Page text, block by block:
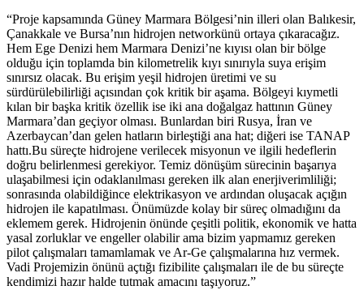
“Proje kapsamında Güney Marmara Bölgesi’nin illeri olan Balıkesir,
Çanakkale ve Bursa’nın hidrojen networkünü ortaya çıkaracağız.
Hem Ege Denizi hem Marmara Denizi’ne kıyısı olan bir bölge
olduğu için toplamda bin kilometrelik kıyı sınırıyla suya erişim
sınırsız olacak. Bu erişim yeşil hidrojen üretimi ve su
sürdürülebilirliği açısından çok kritik bir aşama. Bölgeyi kıymetli
kılan bir başka kritik özellik ise iki ana doğalgaz hattının Güney
Marmara’dan geçiyor olması. Bunlardan biri Rusya, İran ve
Azerbaycan’dan gelen hatların birleştiği ana hat; diğeri ise TANAP
hattı.Bu süreçte hidrojene verilecek misyonun ve ilgili hedeflerin
doğru belirlenmesi gerekiyor. Temiz dönüşüm sürecinin başarıya
ulaşabilmesi için odaklanılması gereken ilk alan enerjiverimliliği;
sonrasında olabildiğince elektrikasyon ve ardından oluşacak açığın
hidrojen ile kapatılması. Önümüzde kolay bir süreç olmadığını da
eklemem gerek. Hidrojenin önünde çeşitli politik, ekonomik ve hatta
yasal zorluklar ve engeller olabilir ama bizim yapmamız gereken
pilot çalışmaları tamamlamak ve Ar-Ge çalışmalarına hız vermek.
Vadi Projemizin önünü açtığı fizibilite çalışmaları ile de bu süreçte
kendimizi hazır halde tutmak amacını taşıyoruz.”